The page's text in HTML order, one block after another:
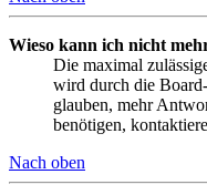
Wieso kann ich nicht
Die maximal
wird durch die
glauben, mehr
benötigen,
Nach oben